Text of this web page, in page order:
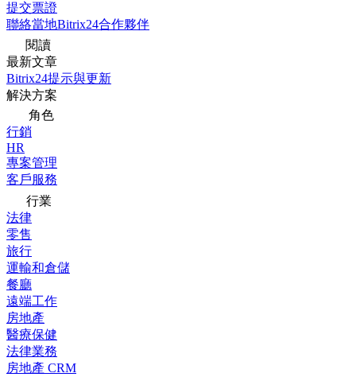
提交票證
聯絡當地Bitrix24合作夥伴
閱讀
最新文章
Bitrix24提示與更新
解決方案
角色
行銷
HR
專案管理
客戶服務
行業
法律
零售
旅行
運輸和倉儲
餐廳
遠端工作
房地產
醫療保健
法律業務
房地產 CRM